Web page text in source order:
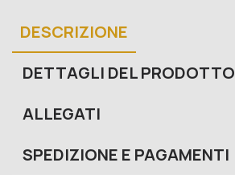
DESCRIZIONE
DETTAGLI DEL PRODOTTO
ALLEGATI
SPEDIZIONE E PAGAMENTI